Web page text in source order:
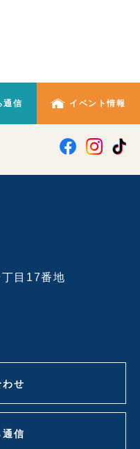
通信 イベント情報
目17番地
わせ
通信